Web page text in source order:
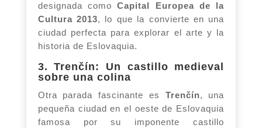
designada comoCapital Europea de la
Cultura 2013, lo que la convierte en una
ciudad perfecta para explorar el arte y la
historia de Eslovaquia.
3. Trenčín: Un castillo medieval
sobre una colina
Otra parada fascinante es Trenčín, una
pequeña ciudad en el oeste de Eslovaquia
famosa por su imponente castillo